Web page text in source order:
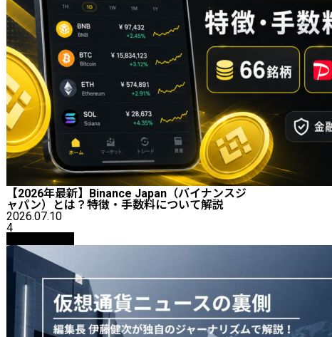
【2026年最新】Binance Japan（バイナンスジ
ャパン）とは？特徴・手数料について解説
2026.07.10
4